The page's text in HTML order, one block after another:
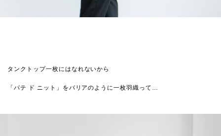
タンクトップ一枚にはなれないから
「パテ ド ニット」をバリアのように一枚羽織って…